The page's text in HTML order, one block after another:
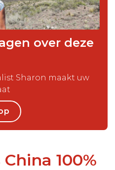
over deze
Sharon maakt uw
100%